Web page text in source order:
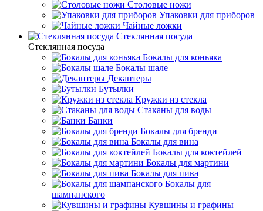
Столовые ножи
Упаковки для приборов
Чайные ложки
Стеклянная посуда
Стеклянная посуда
Бокалы для коньяка
Бокалы шале
Декантеры
Бутылки
Кружки из стекла
Стаканы для воды
Банки
Бокалы для бренди
Бокалы для вина
Бокалы для коктейлей
Бокалы для мартини
Бокалы для пива
Бокалы для
шампанского
Кувшины и графины